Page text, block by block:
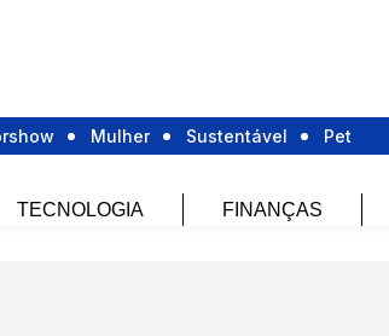
Mulher Sustentável Pet
TECNOLOGIA FINANÇAS